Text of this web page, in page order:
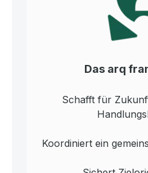
Das arq
Schafft für
Koordiniert ein